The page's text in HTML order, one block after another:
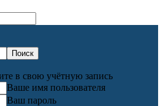
в свою учётную запись
Ваше имя пользователя
Ваш пароль